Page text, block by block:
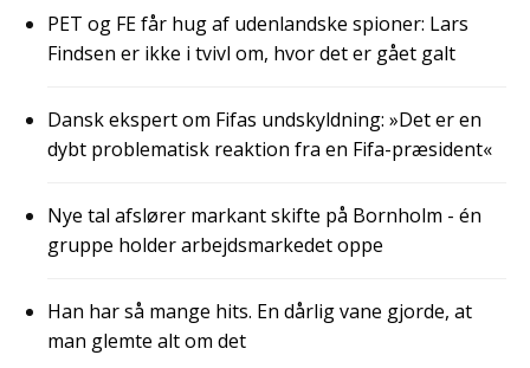
PET og FE får hug af udenlandske spioner: Lars
Findsen er ikke i tvivl om, hvor det er gået galt
Dansk ekspert om Fifas undskyldning: »Det er en
dybt problematisk reaktion fra en Fifa-præsident«
Nye tal afslører markant skifte på Bornholm - én
gruppe holder arbejdsmarkedet oppe
Han har så mange hits. En dårlig vane gjorde, at
man glemte alt om det